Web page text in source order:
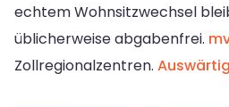
echtem Wohnsitzwechsel
üblicherweise abgabenfrei.
Zollregionalzentren.